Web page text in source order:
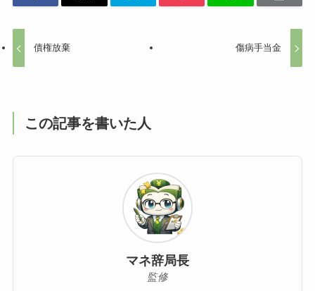
債権放棄 傷病手当金
この記事を書いた人
マネ辞局長
監修